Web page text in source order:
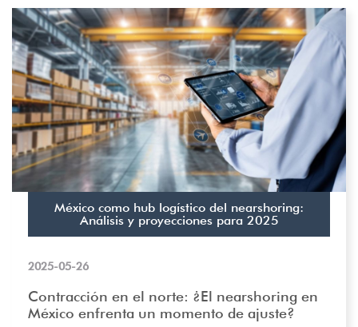
México como hub logístico del nearshoring:
Análisis y proyecciones para 2025
2025-05-26
Contracción en el norte: ¿El nearshoring en
México enfrenta un momento de ajuste?